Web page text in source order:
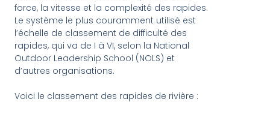
force, la vitesse et la complexité des rapides.
Le système le plus couramment utilisé est
l’échelle de classement de difficulté des
rapides, qui va de I à VI, selon la National
Outdoor Leadership School (NOLS) et
d’autres organisations.
Voici le classement des rapides de rivière :